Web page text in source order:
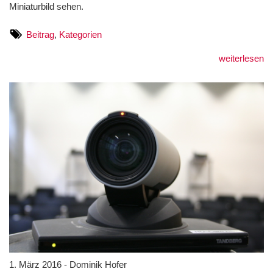
Miniaturbild sehen.
Beitrag, Kategorien
weiterlesen
1. März 2016 - Dominik Hofer